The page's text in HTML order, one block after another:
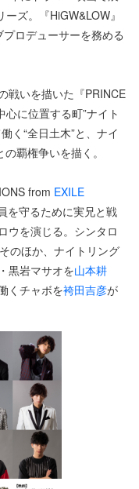
ズ。『HiGW&LOW』
ロデューサーを務める
戦いを描いた『PRINCE
に位置する町”ナイト
く“全日土木”と、ナイ
覇権争いを描く。
from EXILE
を守るために実兄と戦
ウを演じる。シンタロ
のほか、ナイトリング
黒岩マサオを山本耕
くチャボを袴田吉彦が